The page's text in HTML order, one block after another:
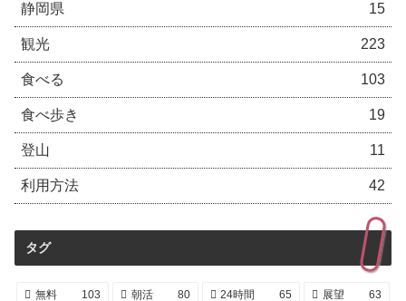
静岡県 15
観光 223
食べる 103
食べ歩き 19
登山 11
利用方法 42
タグ
無料 103 朝活 80 24時間 65 展望 63